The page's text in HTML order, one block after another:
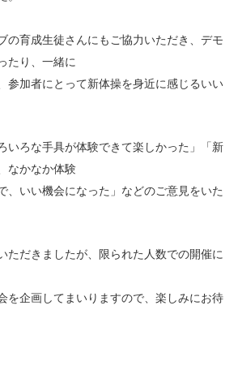
の育成生徒さんにもご協力いただき、デモ
たり、一緒に
参加者にとって新体操を身近に感じるいい
いろな手具が体験できて楽しかった」「新
なかなか体験
、いい機会になった」などのご意見をいた
ただきましたが、限られた人数での開催に
を企画してまいりますので、楽しみにお待